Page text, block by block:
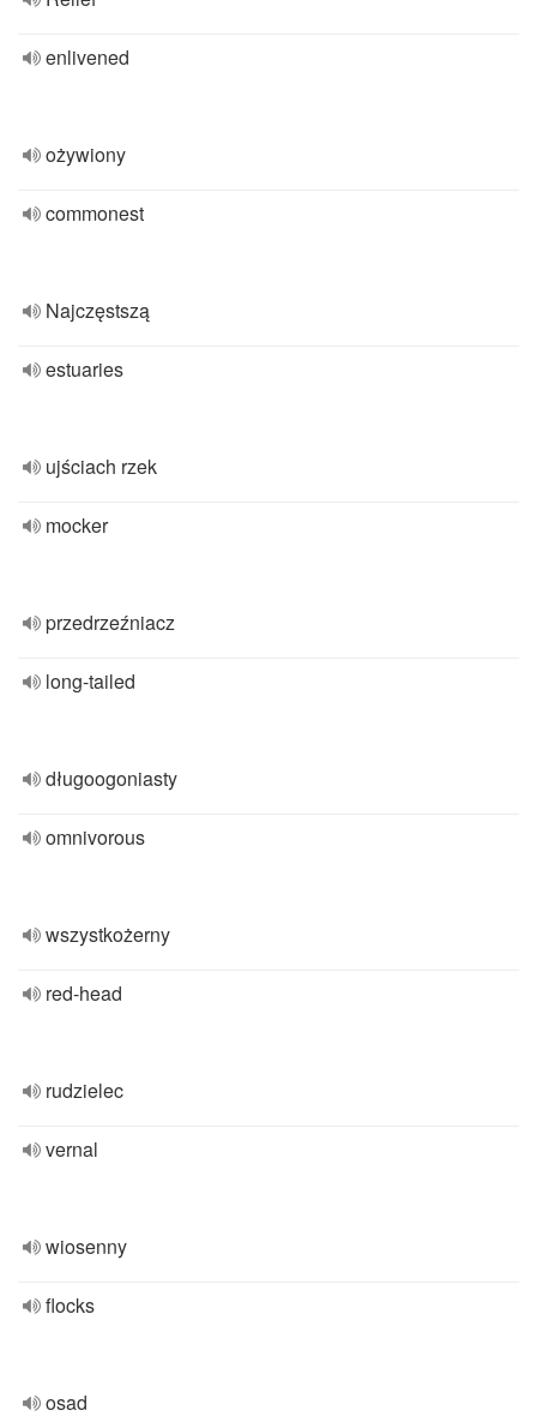
enlivened
ożywiony
commonest
Najczęstszą
estuaries
ujściach rzek
mocker
przedrzeźniacz
long-tailed
długoogoniasty
omnivorous
wszystkożerny
red-head
rudzielec
vernal
wiosenny
flocks
osad